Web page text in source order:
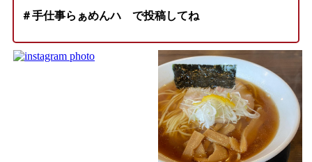
＃手仕事らぁめんハ で投稿してね